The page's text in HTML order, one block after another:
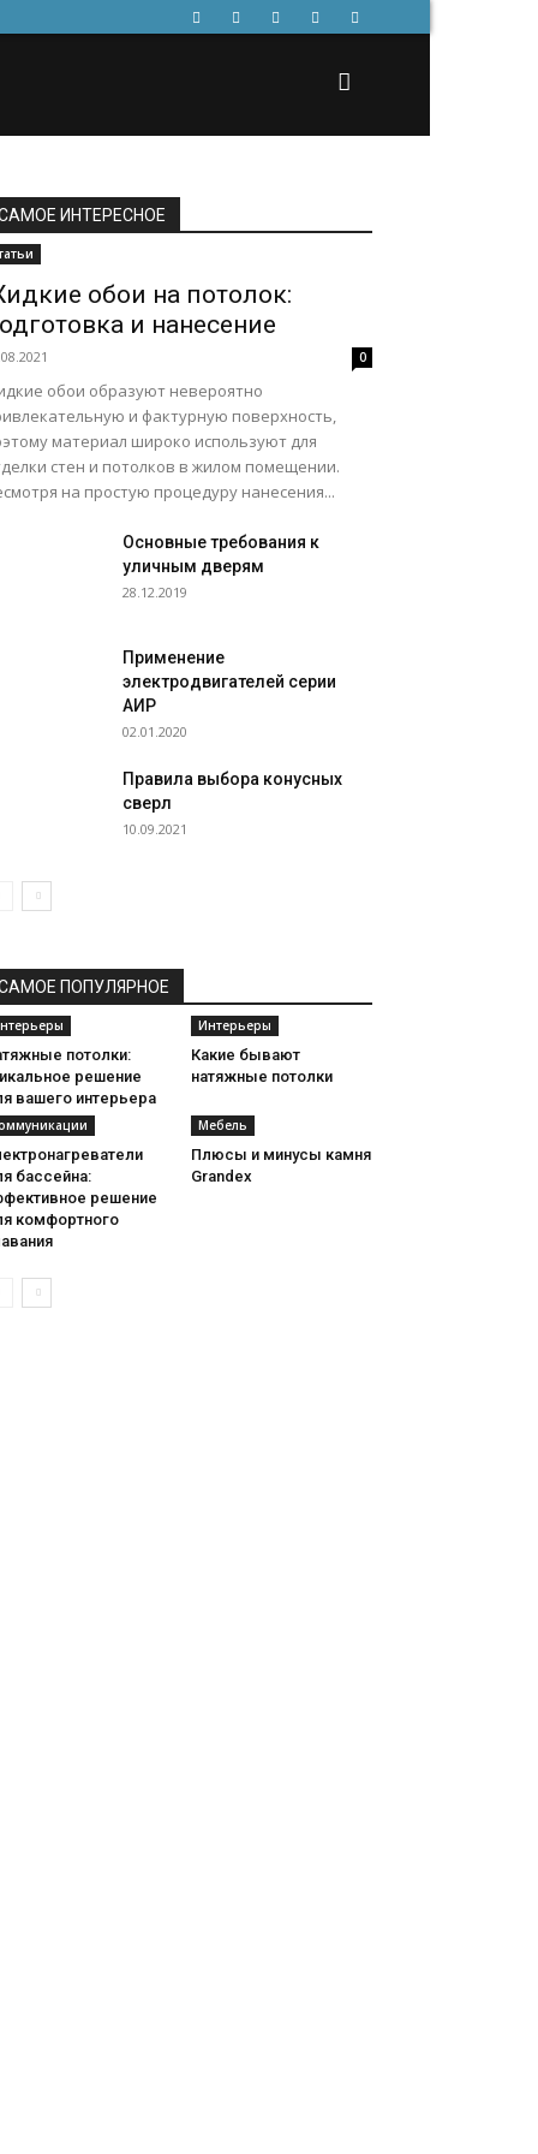
ИНТЕРЕСНОЕ
обои на потолок:
и нанесение
0
обои образуют невероятно
и фактурную поверхность,
материал широко используют для
стен и потолков в жилом помещении.
на простую процедуру нанесения...
Основные требования к
уличным дверям
28.12.2019
Применение
электродвигателей серии
АИР
02.01.2020
Правила выбора конусных
сверл
10.09.2021
ПОПУЛЯРНОЕ
потолки:
решение
вашего интерьера
Интерьеры
Какие бывают
натяжные потолки
бассейна:
решение
комфортного
Мебель
Плюсы и минусы камня
Grandex